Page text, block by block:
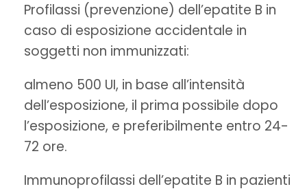
Profilassi (prevenzione) dell’epatite B in
caso di esposizione accidentale in
soggetti non immunizzati:
almeno 500 UI, in base all’intensità
dell’esposizione, il prima possibile dopo
l’esposizione, e preferibilmente entro 24-
72 ore.
Immunoprofilassi dell’epatite B in pazienti